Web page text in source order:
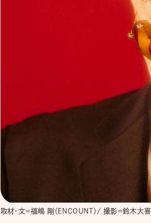
取材・文＝福嶋 剛（ENCOUNT）/ 撮影＝鈴木大喜